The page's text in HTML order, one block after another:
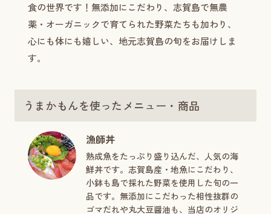
食の世界です！無添加にこだわり、志賀島で無農
薬・オーガニックで育てられた野菜たちも加わり、
心にも体にも嬉しい、地元志賀島の旬をお届けしま
す。
うまかもんを使ったメニュー・商品
漁師丼
熟成魚をたっぷり盛り込んだ、人気の海
鮮丼です。志賀島産・地魚にこだわり、
小鉢も島で採れた野菜を使用した旬の一
品です。無添加にこだわった相性抜群の
ゴマだれや丸大豆醤油も、当店のオリジ